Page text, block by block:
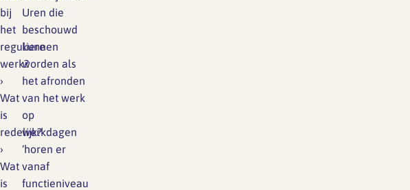
Media en magazine
SFA magazine The Human
Factor
Boekentips
Podcasttips
bij
het
reguliere
werk?
›
Wat
is
redelijk?
›
Wat
is
Uren die
beschouwd
kunnen
worden als
het afronden
van het werk
op
werkdagen
‘horen er
vanaf
functieniveau